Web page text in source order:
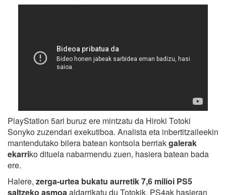
PlayStation 5ari buruz ere mintzatu da Hiroki Totoki
Sonyko zuzendari exekutiboa. Analista eta inbertitzaileekin
mantendutako bilera batean kontsola berriakgalerak
ekarriko dituela nabarmendu zuen, hasiera batean bada
ere.
Halere, zerga-urtea bukatu aurretik 7,6 milioi PS5
saltzeko asmoa aldarrikatu du Totokik, PS4ak hasieran